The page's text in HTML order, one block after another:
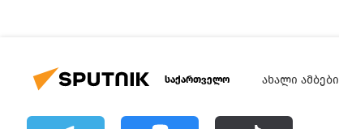
საქართველო ᲐᲮᲐᲚᲘ ᲐᲛᲑᲔᲑᲘ